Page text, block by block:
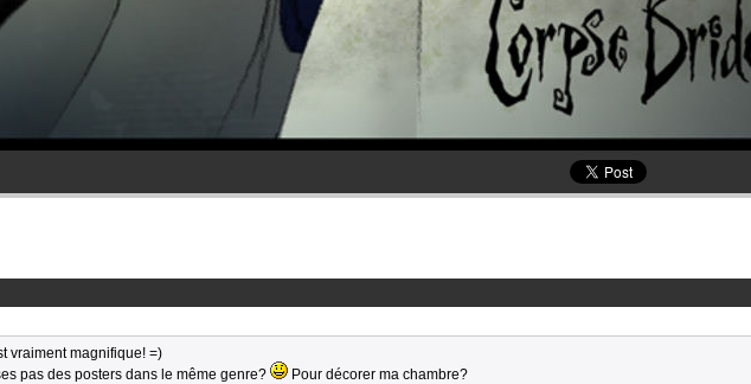
vraiment magnifique! =)
pas des posters dans le même genre?
Pour décorer ma chambre?